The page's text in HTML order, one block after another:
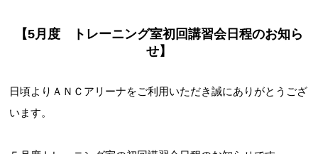
【5月度 トレーニング室初回講習会日程のお知ら
せ】
日頃よりＡＮＣアリーナをご利用いただき誠にありがとうござ
います。